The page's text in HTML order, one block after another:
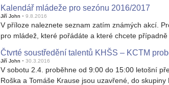
Kalendář mládeže pro sezónu 2016/2017
Jiří John - 9.8.2016
V příloze naleznete seznam zatím známých akcí.
pro mládež, které pořádáte a které chcete
Čtvrté soustředění talentů KHŠS – KCTM
Jiří John - 30.3.2016
V sobotu 2.4. proběhne od 9:00 do 15:00 letošní
Roška a Tomáše Krause jsou uzavřené, do